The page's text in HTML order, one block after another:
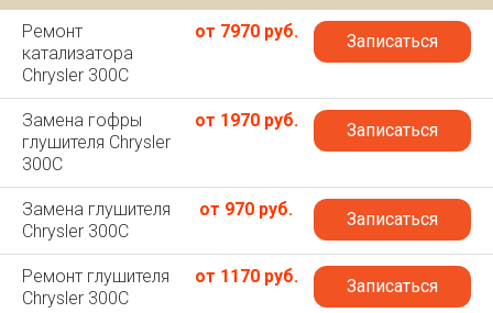
Ремонт
катализатора
Chrysler 300C
от 7970 руб. Записаться
Замена гофры
глушителя Chrysler
300C
от 1970 руб. Записаться
Замена глушителя
Chrysler 300C
от 970 руб. Записаться
Ремонт глушителя
Chrysler 300C
от 1170 руб. Записаться